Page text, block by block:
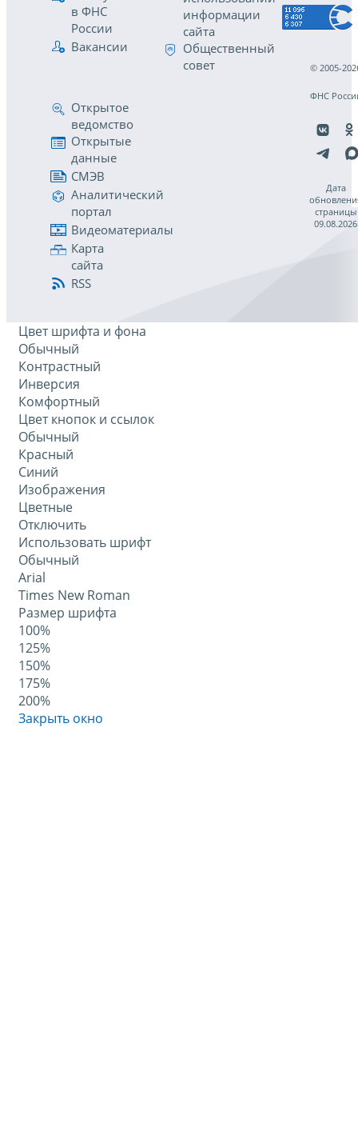
в ФНС
России
Вакансии
информации
сайта
Общественный
совет
Открытое
ведомство
Открытые
данные
СМЭВ
Аналитический
портал
Видеоматериалы
Карта
сайта
RSS
© 2005-
ФНС
Дата
страницы
09.08.2026
Цвет шрифта и фона
Обычный
Контрастный
Инверсия
Комфортный
Цвет кнопок и ссылок
Обычный
Красный
Синий
Изображения
Цветные
Отключить
Использовать шрифт
Обычный
Arial
Times New Roman
Размер шрифта
100%
125%
150%
175%
200%
Закрыть окно